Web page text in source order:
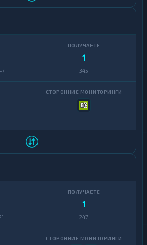
1
345
1
247